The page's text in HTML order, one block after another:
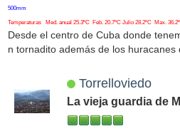
500mm
Temperaturas Med. anual 25.3ºC Feb. 20.7ºC Julio 28.2ºC Max.
Desde el centro de Cuba donde
n tornadito además de los huracanes
Torrelloviedo
La vieja guardia de